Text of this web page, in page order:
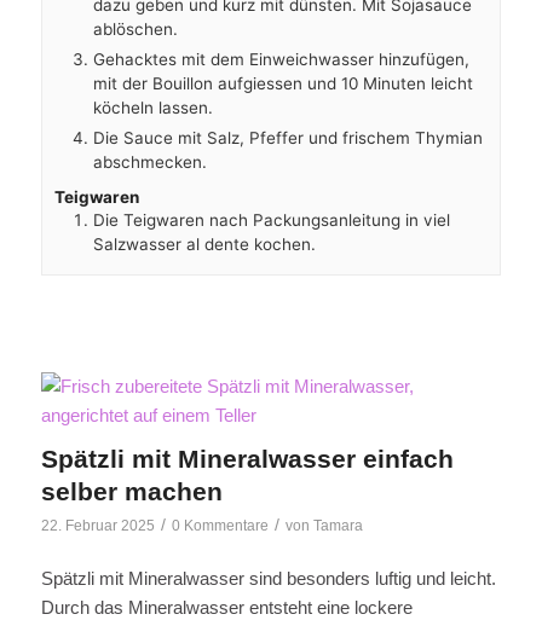
dazu geben und kurz mit dünsten. Mit Sojasauce
ablöschen.
Gehacktes mit dem Einweichwasser hinzufügen,
mit der Bouillon aufgiessen und 10 Minuten leicht
köcheln lassen.
Die Sauce mit Salz, Pfeffer und frischem Thymian
abschmecken.
Teigwaren
Die Teigwaren nach Packungsanleitung in viel
Salzwasser al dente kochen.
Spätzli mit Mineralwasser einfach
selber machen
22. Februar 2025 / 0 Kommentare / von Tamara
Spätzli mit Mineralwasser sind besonders luftig und leicht.
Durch das Mineralwasser entsteht eine lockere